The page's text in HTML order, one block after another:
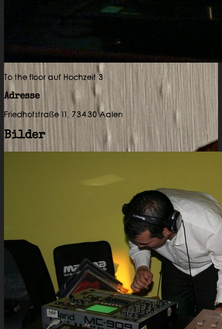
To the floor auf Hochzeit 3
Adresse
Friedhofstraße 11, 73430 Aalen
Bilder